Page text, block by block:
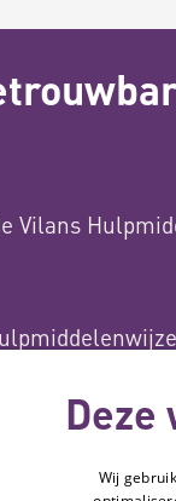
Vilans
Deze
Wij